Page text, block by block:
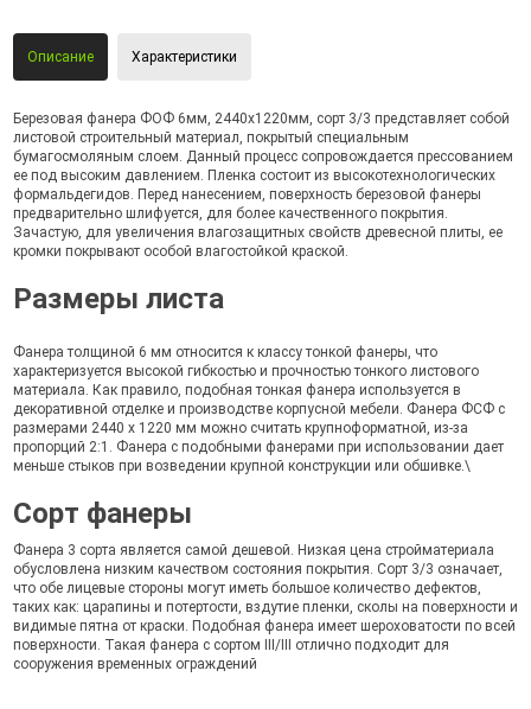
Описание Характеристики
Березовая фанера ФОФ 6мм, 2440х1220мм, сорт 3/3 представляет собой
листовой строительный материал, покрытый специальным
бумагосмоляным слоем. Данный процесс сопровождается прессованием
ее под высоким давлением. Пленка состоит из высокотехнологических
формальдегидов. Перед нанесением, поверхность березовой фанеры
предварительно шлифуется, для более качественного покрытия.
Зачастую, для увеличения влагозащитных свойств древесной плиты, ее
кромки покрывают особой влагостойкой краской.
Размеры листа
Фанера толщиной 6 мм относится к классу тонкой фанеры, что
характеризуется высокой гибкостью и прочностью тонкого листового
материала. Как правило, подобная тонкая фанера используется в
декоративной отделке и производстве корпусной мебели. Фанера ФСФ с
размерами 2440 х 1220 мм можно считать крупноформатной, из-за
пропорций 2:1. Фанера с подобными фанерами при использовании дает
меньше стыков при возведении крупной конструкции или обшивке.\
Сорт фанеры
Фанера 3 сорта является самой дешевой. Низкая цена стройматериала
обусловлена низким качеством состояния покрытия. Сорт 3/3 означает,
что обе лицевые стороны могут иметь большое количество дефектов,
таких как: царапины и потертости, вздутие пленки, сколы на поверхности и
видимые пятна от краски. Подобная фанера имеет шероховатости по всей
поверхности. Такая фанера с сортом III/III отлично подходит для
сооружения временных ограждений